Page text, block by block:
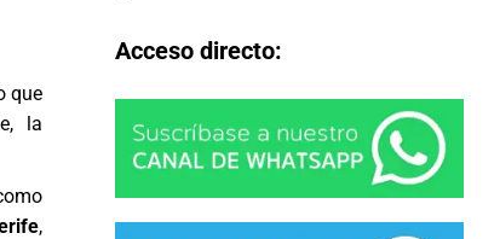
que
la
,
Acceso directo: